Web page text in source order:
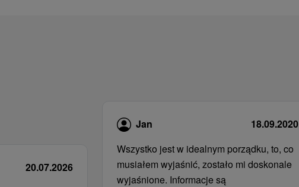
20.07.2026
Jan
18.09.2020
Wszystko jest w idealnym porządku, to, co
musiałem wyjaśnić, zostało mi doskonale
wyjaśnione. Informacje są